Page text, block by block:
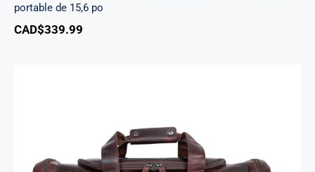
portable de 15,6 po
CAD$339.99